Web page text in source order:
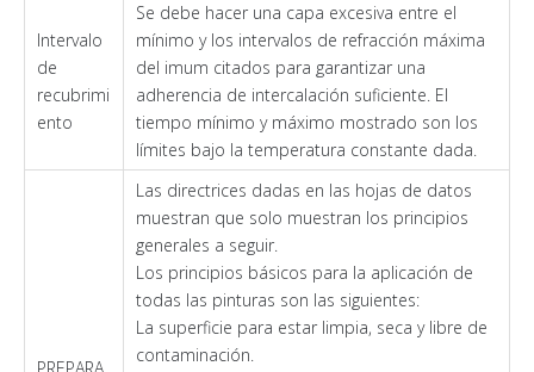
Intervalo
de
recubrimi
ento
Se debe hacer una capa excesiva entre el
mínimo y los intervalos de refracción máxima
del imum citados para garantizar una
adherencia de intercalación suficiente. El
tiempo mínimo y máximo mostrado son los
límites bajo la temperatura constante dada.
Las directrices dadas en las hojas de datos
muestran que solo muestran los principios
generales a seguir.
Los principios básicos para la aplicación de
todas las pinturas son las siguientes:
La superficie para estar limpia, seca y libre de
contaminación.